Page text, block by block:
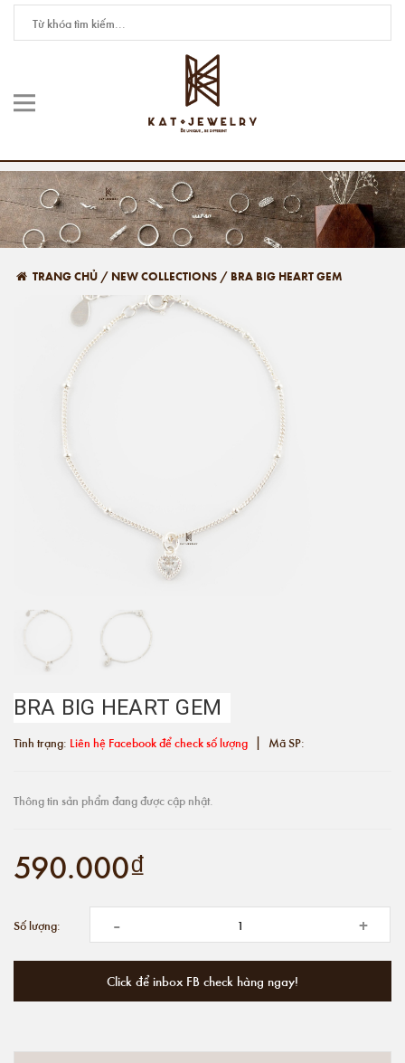
TRANG CHỦ / NEW COLLECTIONS / BRA BIG HEART GEM
BRA BIG HEART GEM
Tình trạng: Liên hệ Facebook để check số lượng | Mã SP:
Thông tin sản phẩm đang được cập nhật.
590.000₫
Số lượng: - +
Click để inbox FB check hàng ngay!